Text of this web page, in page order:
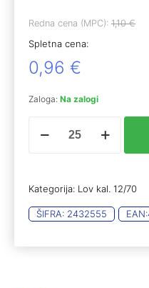
Redna cena (MPC): 1,10€
Spletna cena:
0,96 €
Zaloga: Na zalogi
steel
12/70
28g
količina
Kategorija: Lov kal. 12/70
ŠIFRA: 2432555 EAN: